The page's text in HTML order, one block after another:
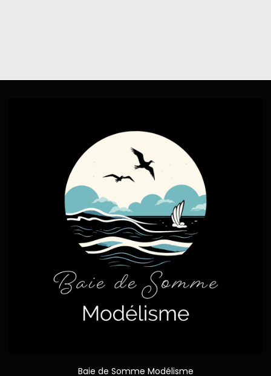
Baie de Somme Modélisme